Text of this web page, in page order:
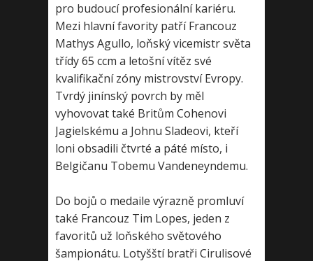
pro budoucí profesionální kariéru.
Mezi hlavní favority patří Francouz
Mathys Agullo, loňský vicemistr světa
třídy 65 ccm a letošní vítěz své
kvalifikační zóny mistrovství Evropy.
Tvrdý jinínský povrch by měl
vyhovovat také Britům Cohenovi
Jagielskému a Johnu Sladeovi, kteří
loni obsadili čtvrté a páté místo, i
Belgičanu Tobemu Vandeneyndemu.
Do bojů o medaile výrazně promluví
také Francouz Tim Lopes, jeden z
favoritů už loňského světového
šampionátu. Lotyšští bratři Cirulisové